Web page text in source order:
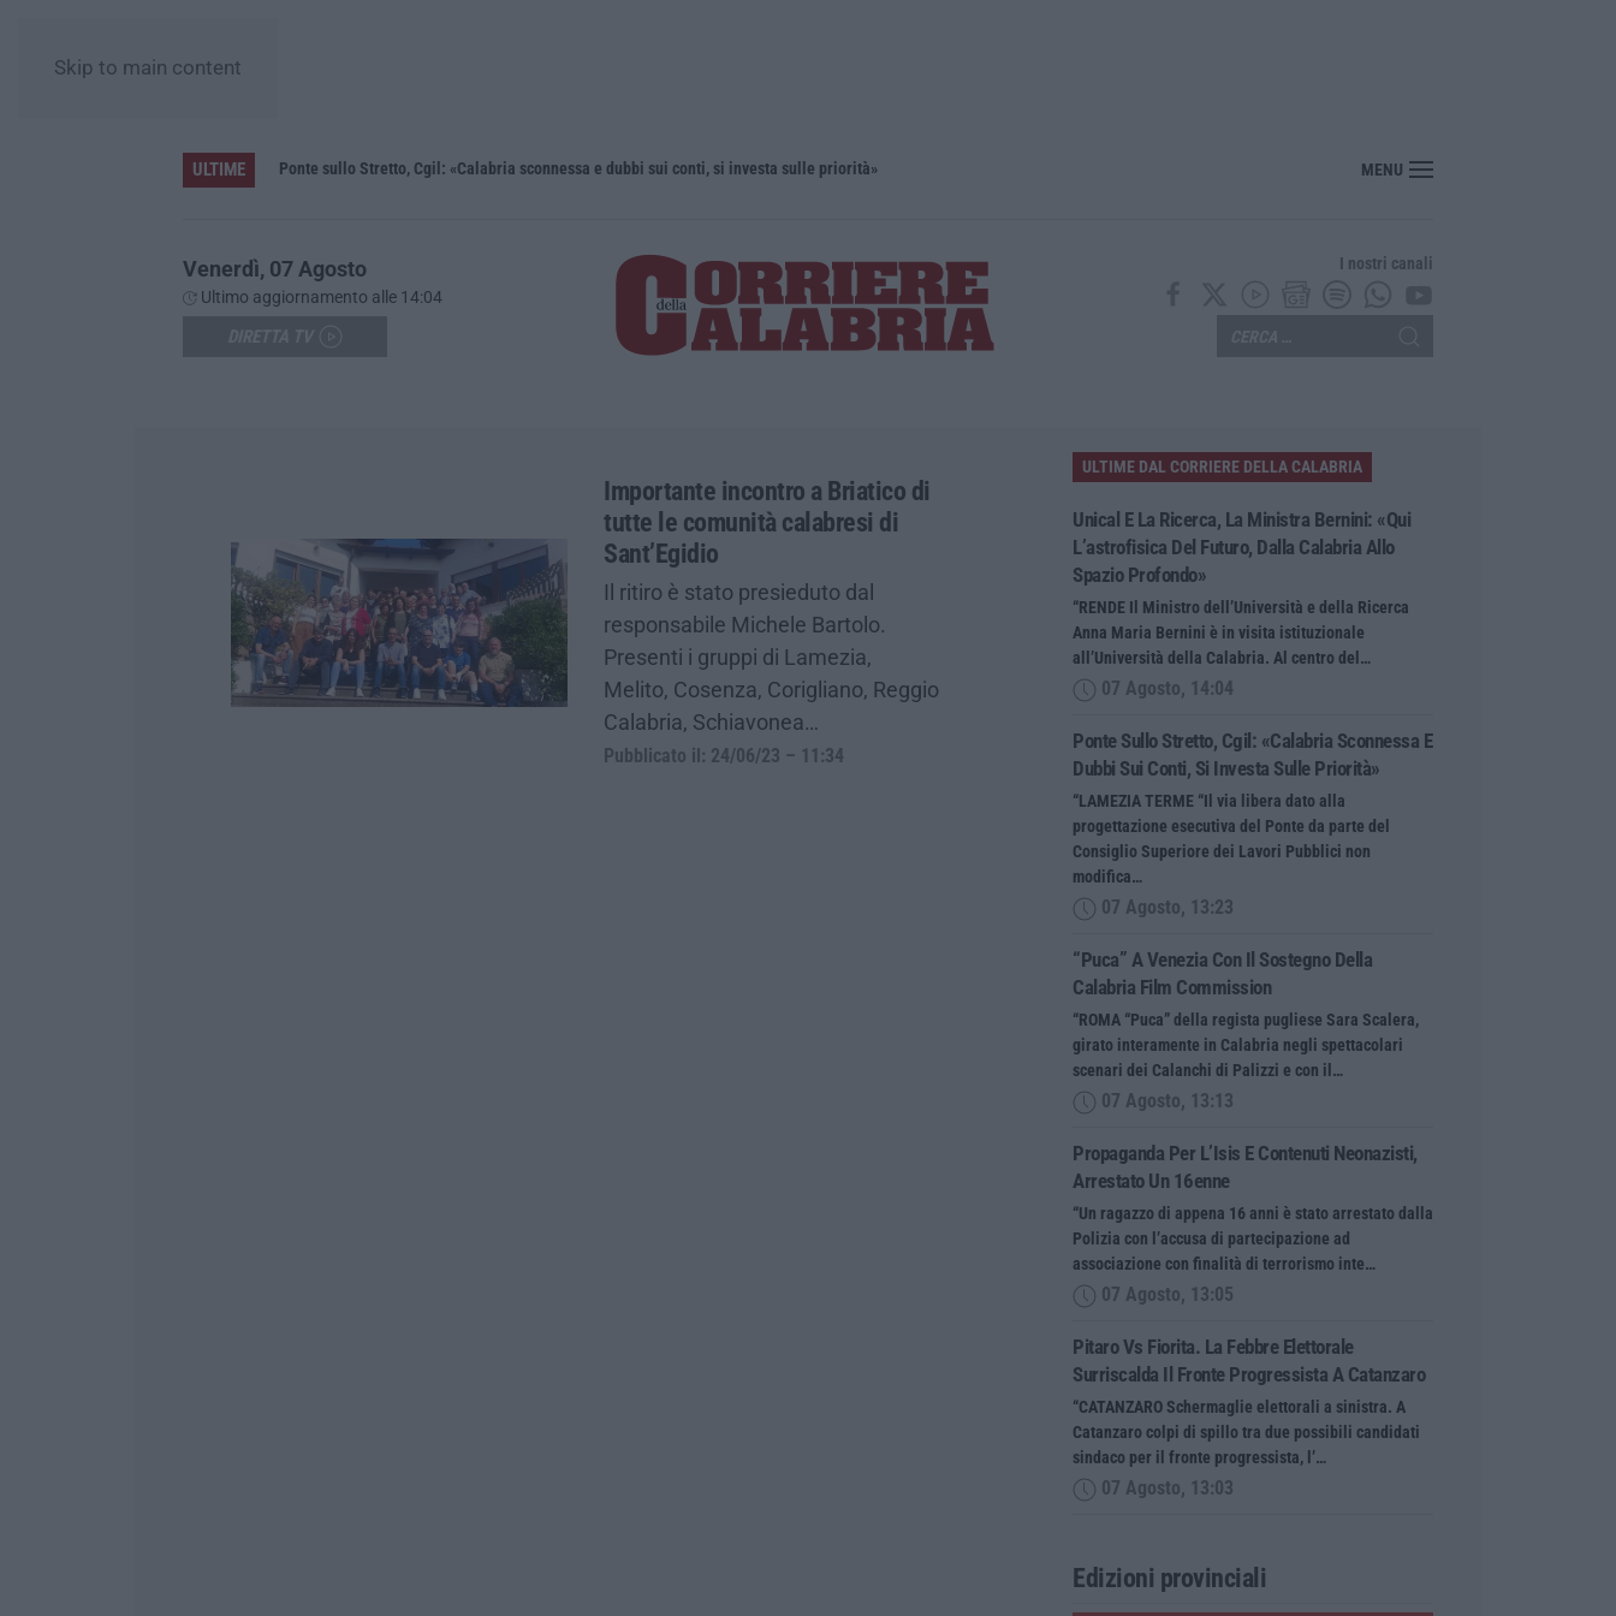
Skip to main content
ULTIME
Unical e la ricerca, la ministra Bernini: «Qui l’astrofisica del futuro, dalla Calabria allo spazio profondo» Ponte sullo Stretto, Cgil: «Calabria sconnessa e dubbi sui conti, si investa sulle priorità» “Puca” a Venezia con il sostegno della Calabria Film Commission
MENU
Venerdì, 07 Agosto
Ultimo aggiornamento alle 14:04
I nostri canali
Importante incontro a Briatico di
tutte le comunità calabresi di
Sant’Egidio
Il ritiro è stato presieduto dal
responsabile Michele Bartolo.
Presenti i gruppi di Lamezia,
Melito, Cosenza, Corigliano, Reggio
Calabria, Schiavonea…
Pubblicato il: 24/06/23 – 11:34
ULTIME DAL CORRIERE DELLA CALABRIA
Unical E La Ricerca, La Ministra Bernini: «Qui
L’astrofisica Del Futuro, Dalla Calabria Allo
Spazio Profondo»
“RENDE Il Ministro dell’Università e della Ricerca
Anna Maria Bernini è in visita istituzionale
all’Università della Calabria. Al centro del…
07 Agosto, 14:04
Ponte Sullo Stretto, Cgil: «Calabria Sconnessa E
Dubbi Sui Conti, Si Investa Sulle Priorità»
“LAMEZIA TERME “Il via libera dato alla
progettazione esecutiva del Ponte da parte del
Consiglio Superiore dei Lavori Pubblici non
modifica…
07 Agosto, 13:23
“Puca” A Venezia Con Il Sostegno Della
Calabria Film Commission
“ROMA “Puca” della regista pugliese Sara Scalera,
girato interamente in Calabria negli spettacolari
scenari dei Calanchi di Palizzi e con il…
07 Agosto, 13:13
Propaganda Per L’Isis E Contenuti Neonazisti,
Arrestato Un 16enne
“Un ragazzo di appena 16 anni è stato arrestato dalla
Polizia con l’accusa di partecipazione ad
associazione con finalità di terrorismo inte…
07 Agosto, 13:05
Pitaro Vs Fiorita. La Febbre Elettorale
Surriscalda Il Fronte Progressista A Catanzaro
“CATANZARO Schermaglie elettorali a sinistra. A
Catanzaro colpi di spillo tra due possibili candidati
sindaco per il fronte progressista, l’…
07 Agosto, 13:03
Edizioni provinciali